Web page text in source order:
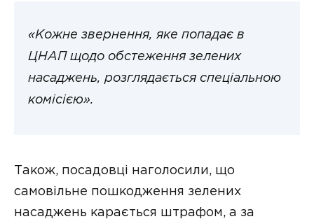
«Кожне звернення, яке попадає в
ЦНАП щодо обстеження зелених
насаджень, розглядається спеціальною
комісією».
Також, посадовці наголосили, що
самовільне пошкодження зелених
насаджень карається штрафом, а за